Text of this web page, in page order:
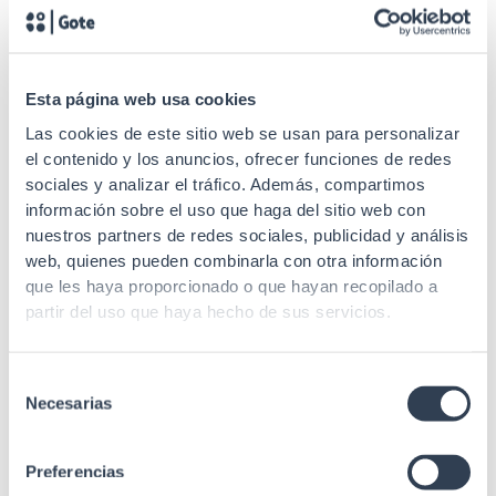
Esta página web usa cookies
Las cookies de este sitio web se usan para personalizar
el contenido y los anuncios, ofrecer funciones de redes
sociales y analizar el tráfico. Además, compartimos
información sobre el uso que haga del sitio web con
nuestros partners de redes sociales, publicidad y análisis
web, quienes pueden combinarla con otra información
que les haya proporcionado o que hayan recopilado a
partir del uso que haya hecho de sus servicios.
Necesarias
Preferencias
1000 mm
SKU: 50SLR
19" L-type bracket
L” type support for 19″
cabinets, for rack depth 800
mm
SKU: 50SL
19" L-type bracket
L” type support for 19″
cabinets, for rack depth 900
mm